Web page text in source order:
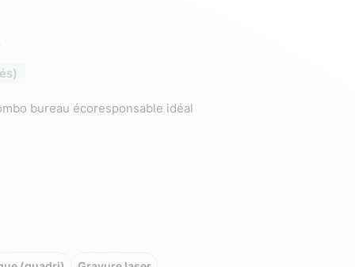
bureau écoresponsable idéal